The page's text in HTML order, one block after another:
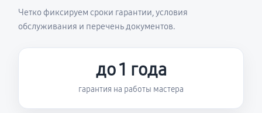
Четко фиксируем сроки гарантии, условия
обслуживания и перечень документов.
до 1 года
гарантия на работы мастера